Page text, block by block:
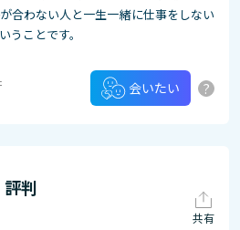
合わない人と一生一緒に仕事をしない
うことです。
会いたい ?
判
共有